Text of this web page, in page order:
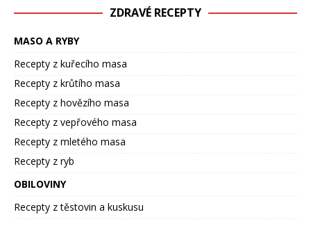
ZDRAVÉ RECEPTY
MASO A RYBY
Recepty z kuřecího masa
Recepty z krůtího masa
Recepty z hovězího masa
Recepty z vepřového masa
Recepty z mletého masa
Recepty z ryb
OBILOVINY
Recepty z těstovin a kuskusu